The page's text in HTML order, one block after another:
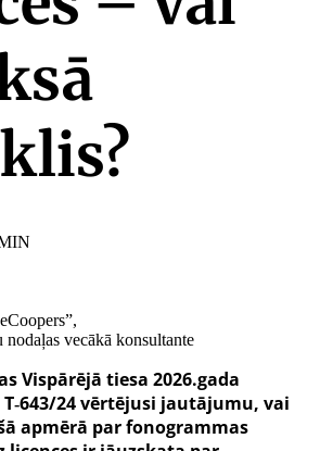
vecākā konsultante
Vispārējā tiesa 2026.gada
‑643/24 vērtējusi jautājumu, vai
apmērā par fonogrammas